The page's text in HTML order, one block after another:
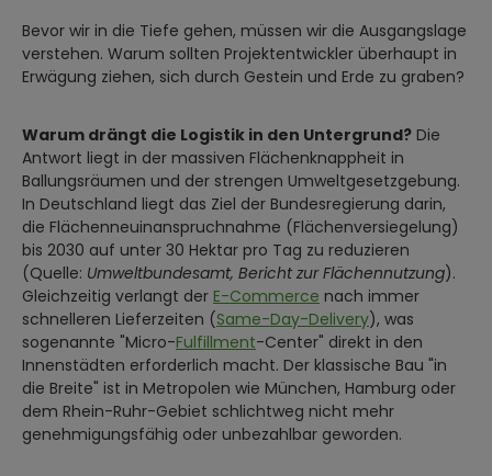
Bevor wir in die Tiefe gehen, müssen wir die Ausgangslage
verstehen. Warum sollten Projektentwickler überhaupt in
Erwägung ziehen, sich durch Gestein und Erde zu graben?
Warum drängt die Logistik in den Untergrund? Die
Antwort liegt in der massiven Flächenknappheit in
Ballungsräumen und der strengen Umweltgesetzgebung.
In Deutschland liegt das Ziel der Bundesregierung darin,
die Flächenneuinanspruchnahme (Flächenversiegelung)
bis 2030 auf unter 30 Hektar pro Tag zu reduzieren
(Quelle: Umweltbundesamt, Bericht zur Flächennutzung).
Gleichzeitig verlangt der E-Commerce nach immer
schnelleren Lieferzeiten (Same-Day-Delivery), was
sogenannte "Micro-Fulfillment-Center" direkt in den
Innenstädten erforderlich macht. Der klassische Bau "in
die Breite" ist in Metropolen wie München, Hamburg oder
dem Rhein-Ruhr-Gebiet schlichtweg nicht mehr
genehmigungsfähig oder unbezahlbar geworden.